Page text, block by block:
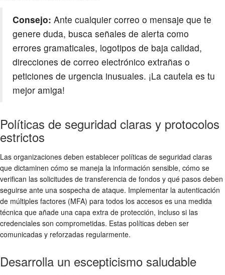
Consejo: Ante cualquier correo o mensaje que te
genere duda, busca señales de alerta como
errores gramaticales, logotipos de baja calidad,
direcciones de correo electrónico extrañas o
peticiones de urgencia inusuales. ¡La cautela es tu
mejor amiga!
Políticas de seguridad claras y protocolos
estrictos
Las organizaciones deben establecer políticas de seguridad claras
que dictaminen cómo se maneja la información sensible, cómo se
verifican las solicitudes de transferencia de fondos y qué pasos deben
seguirse ante una sospecha de ataque. Implementar la autenticación
de múltiples factores (MFA) para todos los accesos es una medida
técnica que añade una capa extra de protección, incluso si las
credenciales son comprometidas. Estas políticas deben ser
comunicadas y reforzadas regularmente.
Desarrolla un escepticismo saludable